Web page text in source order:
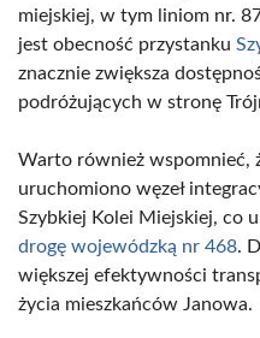
miejskiej, w tym liniom nr.
jest obecność przystanku
znacznie zwiększa
podróżujących w stronę
Warto również wspomnieć,
uruchomiono węzeł
Szybkiej Kolei Miejskiej, co
drogę wojewódzką nr 468.
większej efektywności
życia mieszkańców Janowa.